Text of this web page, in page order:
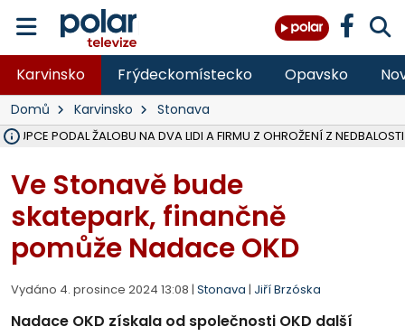
Karvinsko Frýdeckomístecko Opavsko
Domů Karvinsko Stonava
PODAL ŽALOBU NA DVA LIDI A FIRMU Z OHROŽENÍ Z NEDBALOSTI
Ve Stonavě bude
skatepark, finančně
pomůže Nadace OKD
Vydáno 4. prosince 2024 13:08 | Stonava | Jiří Brzóska
Nadace OKD získala od společnosti OKD další